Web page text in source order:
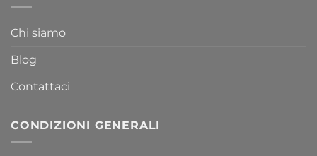
Chi siamo
Blog
Contattaci
CONDIZIONI GENERALI